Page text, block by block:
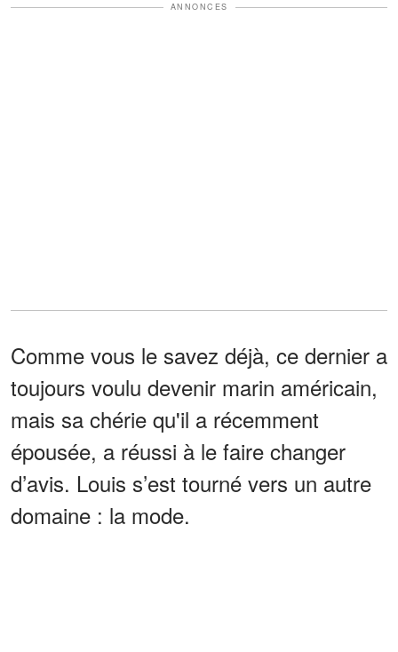
ANNONCES
Comme vous le savez déjà, ce dernier a
toujours voulu devenir marin américain,
mais sa chérie qu'il a récemment
épousée, a réussi à le faire changer
d’avis. Louis s’est tourné vers un autre
domaine : la mode.